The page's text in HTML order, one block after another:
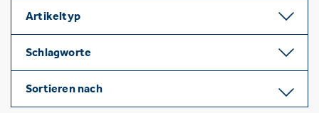
Artikeltyp
Schlagworte
Sortieren nach